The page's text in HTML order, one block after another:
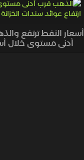
أسعار النفط ترتفع
أدنى مستوى خلال